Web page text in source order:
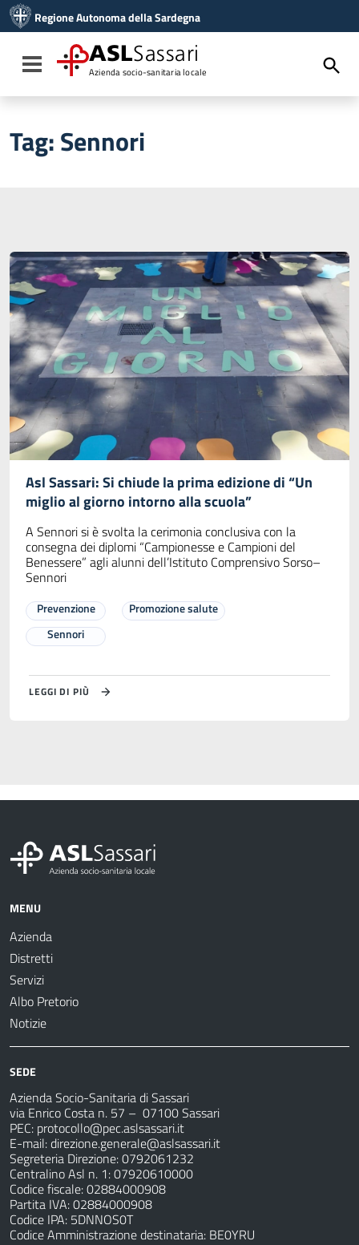
Vai al menu di navigazione
Vai al footer
Regione Autonoma della Sardegna
Toggle navigation
ASLSassari
Azienda socio-sanitaria locale
Tag:Sennori
Asl Sassari: Si chiude la prima edizione di “Un
miglio al giorno intorno alla scuola”
A Sennori si è svolta la cerimonia conclusiva con la
consegna dei diplomi “Campionesse e Campioni del
Benessere” agli alunni dell’Istituto Comprensivo Sorso–
Sennori
Prevenzione
Promozione salute
Sennori
LEGGI DI PIÙ
MENU
Azienda
Distretti
Servizi
Albo Pretorio
Notizie
SEDE
Azienda Socio-Sanitaria di Sassari
via Enrico Costa n. 57 – 07100 Sassari
PEC: protocollo@pec.aslsassari.it
E-mail:direzione.generale@aslsassari.it
Segreteria Direzione: 0792061232
Centralino Asl n. 1: 07920610000
Codice fiscale: 02884000908
Partita IVA: 02884000908
Codice IPA: 5DNNOS0T
Codice Amministrazione destinataria: BE0YRU